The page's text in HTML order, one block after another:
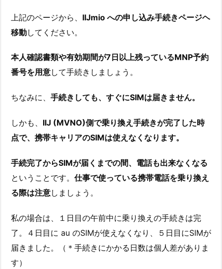
上記のページから、 IIJmio への申し込み手続きページヘ
移動してください。
本人確認書類や有効期間が7日以上残っているMNP予約
番号を用意して手続きしましょう。
ちなみに、 手続きしても、すぐにSIMは届きません。
しかも、 IIJ (MVNO)側で乗り換え手続きが完了した時
点で、携帯キャリアのSIMは使えなくなります。
手続完了からSIMが届くまでの間、電話も出来なくなる
ということです。 仕事で使っている携帯電話を乗り換え
る際は注意しましょう。
私の場合は、１日目の午前中に乗り換えの手続きは完
了。４日目に au のSIMが使えなくなり、５日目にSIMが
届きました。（＊手続きにかかる日数は個人差がありま
す）